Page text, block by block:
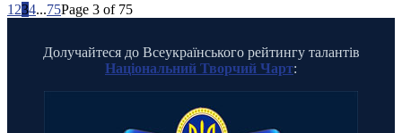
1 234...75Page 3 of 75
Долучайтеся до Всеукраїнського рейтингу талантів
Національний Творчий Чарт: